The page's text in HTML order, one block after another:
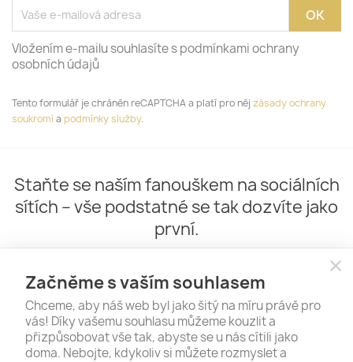
Vložením e-mailu souhlasíte s podmínkami ochrany
osobních údajů
Tento formulář je chráněn reCAPTCHA a platí pro něj zásady ochrany
soukromía podmínky služby.
Staňte se naším fanouškem na sociálních
sítích – vše podstatné se tak dozvíte jako
první.
close
Začněme s vaším souhlasem
Chceme, aby náš web byl jako šitý na míru právě pro
vás! Díky vašemu souhlasu můžeme kouzlit a
přizpůsobovat vše tak, abyste se u nás cítili jako
doma. Nebojte, kdykoliv si můžete rozmyslet a